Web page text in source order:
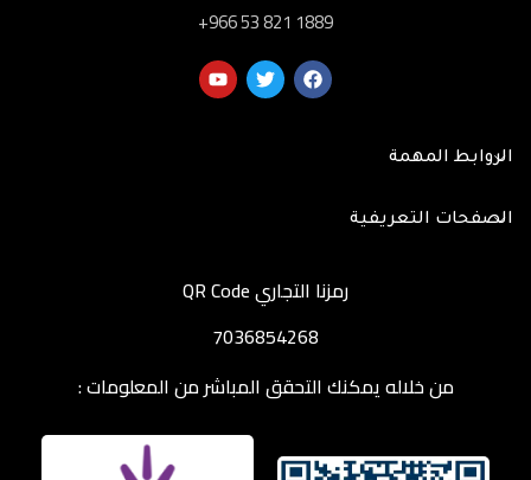
‎+966 53 821 1889
الروابط المهمة
الصفحات التعريفية
رمزنا التجاري QR Code
7036854268
من خلاله يمكنك التحقق المباشر من المعلومات :